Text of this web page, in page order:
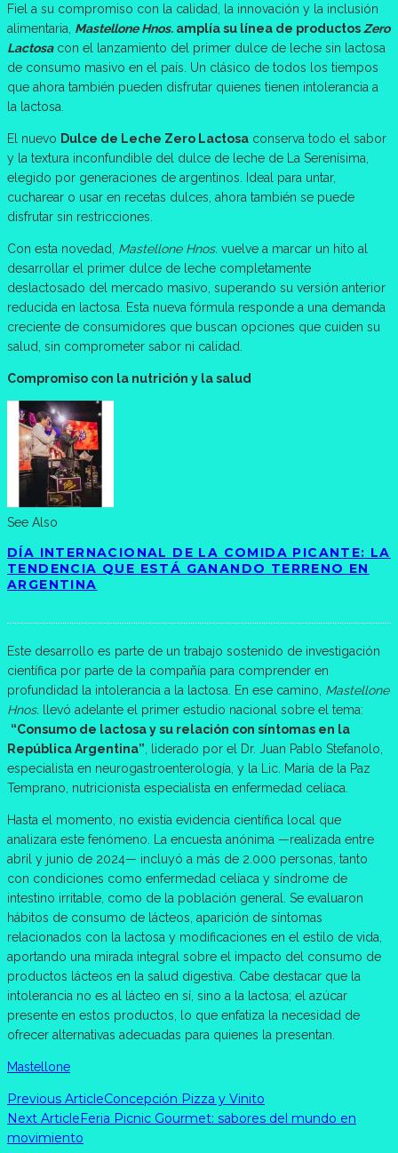
Fiel a su compromiso con la calidad, la innovación y la inclusión
alimentaria, Mastellone Hnos. amplía su línea de productosZero
Lactosacon el lanzamiento del primer dulce de leche sin lactosa
de consumo masivo en el país. Un clásico de todos los tiempos
que ahora también pueden disfrutar quienes tienen intolerancia a
la lactosa.
El nuevo Dulce de Leche Zero Lactosa conserva todo el sabor
y la textura inconfundible del dulce de leche de La Serenísima,
elegido por generaciones de argentinos. Ideal para untar,
cucharear o usar en recetas dulces, ahora también se puede
disfrutar sin restricciones.
Con esta novedad, Mastellone Hnos. vuelve a marcar un hito al
desarrollar el primer dulce de leche completamente
deslactosado del mercado masivo, superando su versión anterior
reducida en lactosa. Esta nueva fórmula responde a una demanda
creciente de consumidores que buscan opciones que cuiden su
salud, sin comprometer sabor ni calidad.
Compromiso con la nutrición y la salud
See Also
DÍA INTERNACIONAL DE LA COMIDA PICANTE: LA
TENDENCIA QUE ESTÁ GANANDO TERRENO EN
ARGENTINA
Este desarrollo es parte de un trabajo sostenido de investigación
científica por parte de la compañía para comprender en
profundidad la intolerancia a la lactosa. En ese camino, Mastellone
Hnos. llevó adelante el primer estudio nacional sobre el tema:
“Consumo de lactosa y su relación con síntomas en la
República Argentina” , liderado por el Dr. Juan Pablo Stefanolo,
especialista en neurogastroenterología, y la Lic. María de la Paz
Temprano, nutricionista especialista en enfermedad celíaca.
Hasta el momento, no existía evidencia científica local que
analizara este fenómeno. La encuesta anónima —realizada entre
abril y junio de 2024— incluyó a más de 2.000 personas, tanto
con condiciones como enfermedad celíaca y síndrome de
intestino irritable, como de la población general. Se evaluaron
hábitos de consumo de lácteos, aparición de síntomas
relacionados con la lactosa y modificaciones en el estilo de vida,
aportando una mirada integral sobre el impacto del consumo de
productos lácteos en la salud digestiva. Cabe destacar que la
intolerancia no es al lácteo en sí, sino a la lactosa; el azúcar
presente en estos productos, lo que enfatiza la necesidad de
ofrecer alternativas adecuadas para quienes la presentan.
Mastellone
Previous ArticleConcepción Pizza y Vinito
Next ArticleFeria Picnic Gourmet: sabores del mundo en
movimiento